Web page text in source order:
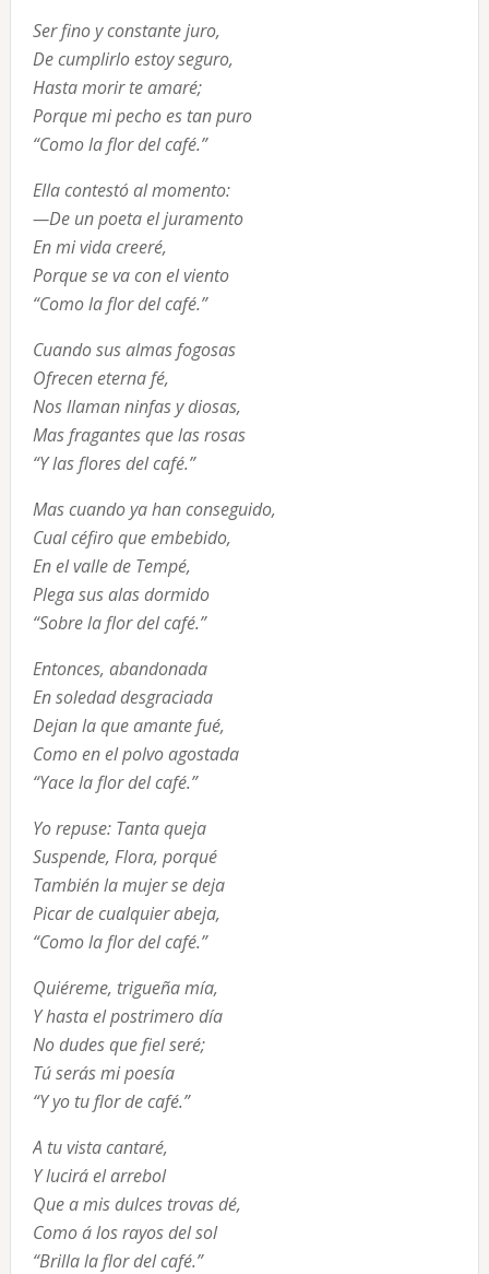
Ser fino y constante juro,
De cumplirlo estoy seguro,
Hasta morir te amaré;
Porque mi pecho es tan puro
“Como la flor del café.”
Ella contestó al momento:
—De un poeta el juramento
En mi vida creeré,
Porque se va con el viento
“Como la flor del café.”
Cuando sus almas fogosas
Ofrecen eterna fé,
Nos llaman ninfas y diosas,
Mas fragantes que las rosas
“Y las flores del café.”
Mas cuando ya han conseguido,
Cual céfiro que embebido,
En el valle de Tempé,
Plega sus alas dormido
“Sobre la flor del café.”
Entonces, abandonada
En soledad desgraciada
Dejan la que amante fué,
Como en el polvo agostada
“Yace la flor del café.”
Yo repuse: Tanta queja
Suspende, Flora, porqué
También la mujer se deja
Picar de cualquier abeja,
“Como la flor del café.”
Quiéreme, trigueña mía,
Y hasta el postrimero día
No dudes que fiel seré;
Tú serás mi poesía
“Y yo tu flor de café.”
A tu vista cantaré,
Y lucirá el arrebol
Que a mis dulces trovas dé,
Como á los rayos del sol
“Brilla la flor del café.”